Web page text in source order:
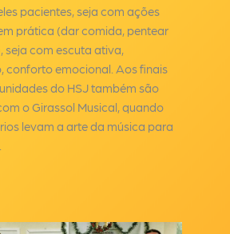
pacientes, seja com ações
prática (dar comida, pentear
seja com escuta ativa,
conforto emocional. Aos finais
do HSJ também são
o Girassol Musical, quando
levam a arte da música para